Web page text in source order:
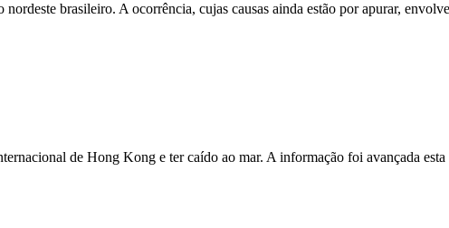
brasileiro. A ocorrência, cujas causas ainda estão por apurar,
de Hong Kong e ter caído ao mar. A informação foi avançada